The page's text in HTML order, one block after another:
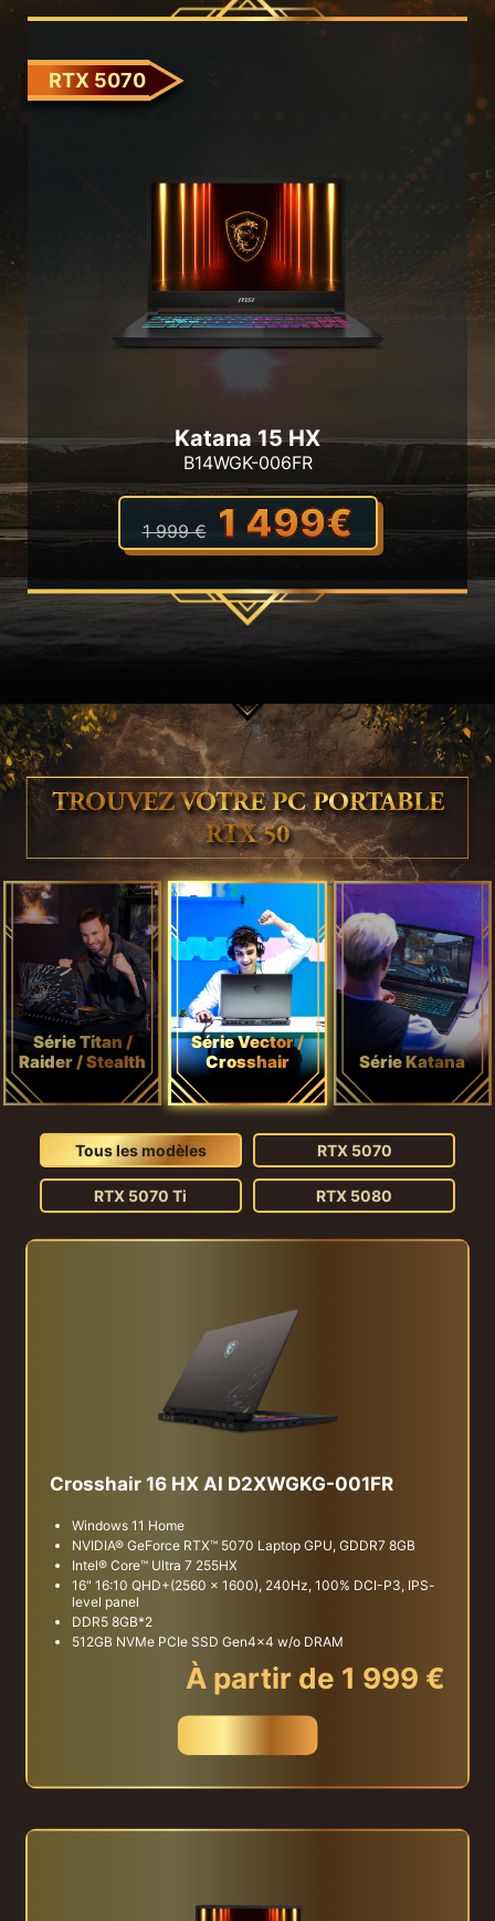
RTX 5070
Katana 15 HX
B14WGK-006FR
1 999 € 1 499€
TROUVEZ VOTRE PC PORTABLE
RTX 50
Série Titan /
Raider / Stealth
Série Vector /
Crosshair
Série Katana
Tous les modèles RTX 5070
RTX 5070 Ti RTX 5080
Crosshair 16 HX AI D2XWGKG-001FR
Windows 11 Home
NVIDIA® GeForce RTX™ 5070 Laptop GPU, GDDR7 8GB
Intel® Core™ Ultra 7 255HX
16" 16:10 QHD+(2560 x 1600), 240Hz, 100% DCI-P3, IPS-
level panel
DDR5 8GB*2
512GB NVMe PCIe SSD Gen4x4 w/o DRAM
À partir de 1 999 €